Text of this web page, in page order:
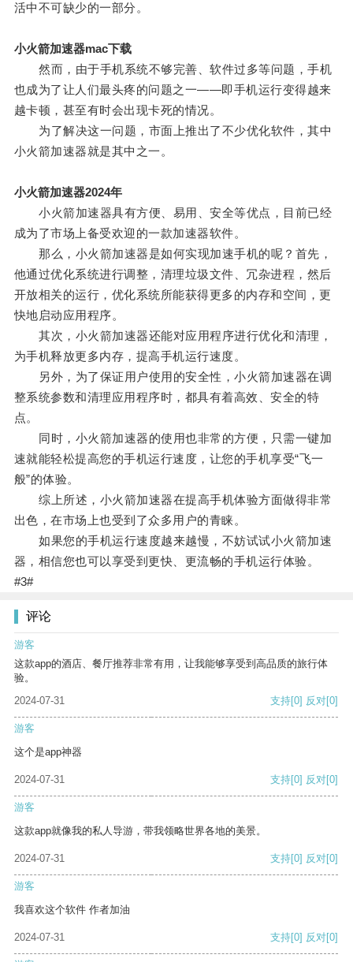
活中不可缺少的一部分。
小火箭加速器mac下载
然而，由于手机系统不够完善、软件过多等问题，手机
也成为了让人们最头疼的问题之一——即手机运行变得越来
越卡顿，甚至有时会出现卡死的情况。
为了解决这一问题，市面上推出了不少优化软件，其中
小火箭加速器就是其中之一。
小火箭加速器2024年
小火箭加速器具有方便、易用、安全等优点，目前已经
成为了市场上备受欢迎的一款加速器软件。
那么，小火箭加速器是如何实现加速手机的呢？首先，
他通过优化系统进行调整，清理垃圾文件、冗杂进程，然后
开放相关的运行，优化系统所能获得更多的内存和空间，更
快地启动应用程序。
其次，小火箭加速器还能对应用程序进行优化和清理，
为手机释放更多内存，提高手机运行速度。
另外，为了保证用户使用的安全性，小火箭加速器在调
整系统参数和清理应用程序时，都具有着高效、安全的特
点。
同时，小火箭加速器的使用也非常的方便，只需一键加
速就能轻松提高您的手机运行速度，让您的手机享受“飞一
般”的体验。
综上所述，小火箭加速器在提高手机体验方面做得非常
出色，在市场上也受到了众多用户的青睐。
如果您的手机运行速度越来越慢，不妨试试小火箭加速
器，相信您也可以享受到更快、更流畅的手机运行体验。
#3#
评论
游客
这款app的酒店、餐厅推荐非常有用，让我能够享受到高品质的旅行体
验。
2024-07-31
支持[0] 反对[0]
游客
这个是app神器
2024-07-31 支持[0] 反对[0]
游客
这款app就像我的私人导游，带我领略世界各地的美景。
2024-07-31 支持[0] 反对[0]
游客
我喜欢这个软件 作者加油
2024-07-31 支持[0] 反对[0]